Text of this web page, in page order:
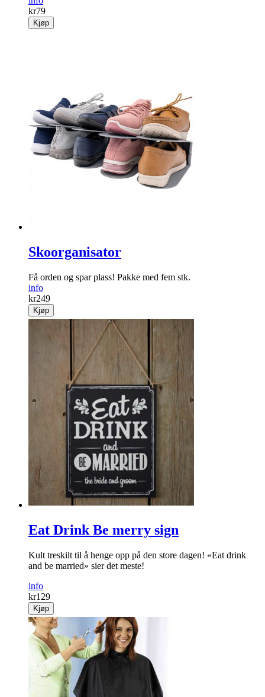
kr79
Kjøp
Skoorganisator
Få orden og spar plass! Pakke med fem stk.
info
kr249
Kjøp
Eat Drink Be merry sign
Kult treskilt til å henge opp på den store dagen! «Eat drink
and be married» sier det meste!
info
kr129
Kjøp